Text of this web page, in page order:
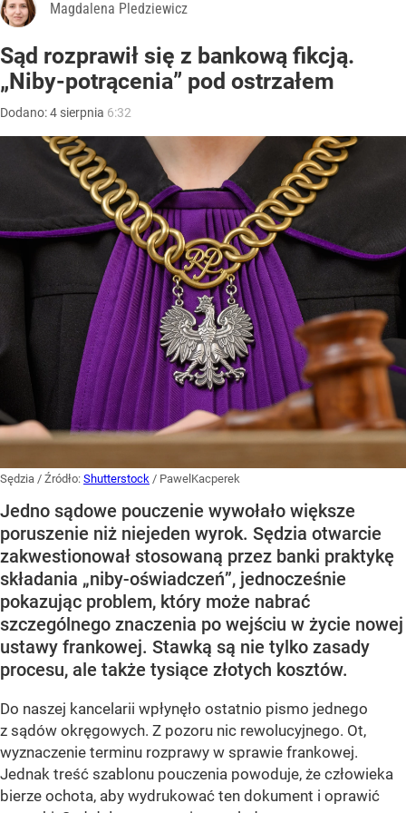
Magdalena Pledziewicz
Sąd rozprawił się z bankową fikcją.
„Niby-potrącenia” pod ostrzałem
Dodano:4 sierpnia 6:32
Sędzia / Źródło: Shutterstock / PawelKacperek
Jedno sądowe pouczenie wywołało większe
poruszenie niż niejeden wyrok. Sędzia otwarcie
zakwestionował stosowaną przez banki praktykę
składania „niby-oświadczeń”, jednocześnie
pokazując problem, który może nabrać
szczególnego znaczenia po wejściu w życie nowej
ustawy frankowej. Stawką są nie tylko zasady
procesu, ale także tysiące złotych kosztów.
Do naszej kancelarii wpłynęło ostatnio pismo jednego
z sądów okręgowych. Z pozoru nic rewolucyjnego. Ot,
wyznaczenie terminu rozprawy w sprawie frankowej.
Jednak treść szablonu pouczenia powoduje, że człowieka
bierze ochota, aby wydrukować ten dokument i oprawić